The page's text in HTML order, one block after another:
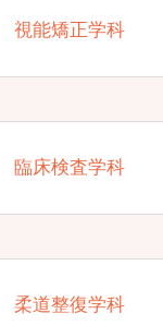
視能矯正学科
臨床検査学科
柔道整復学科